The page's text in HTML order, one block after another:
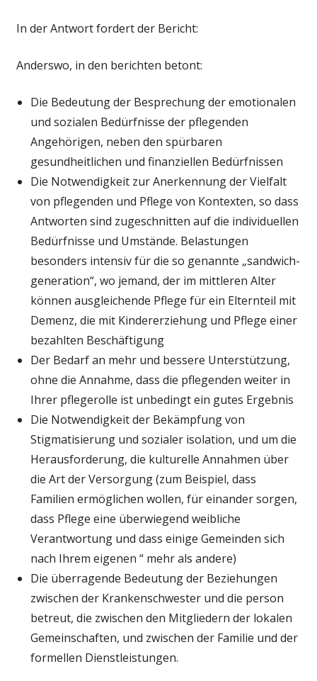
In der Antwort fordert der Bericht:
Anderswo, in den berichten betont:
Die Bedeutung der Besprechung der emotionalen
und sozialen Bedürfnisse der pflegenden
Angehörigen, neben den spürbaren
gesundheitlichen und finanziellen Bedürfnissen
Die Notwendigkeit zur Anerkennung der Vielfalt
von pflegenden und Pflege von Kontexten, so dass
Antworten sind zugeschnitten auf die individuellen
Bedürfnisse und Umstände. Belastungen
besonders intensiv für die so genannte „sandwich-
generation“, wo jemand, der im mittleren Alter
können ausgleichende Pflege für ein Elternteil mit
Demenz, die mit Kindererziehung und Pflege einer
bezahlten Beschäftigung
Der Bedarf an mehr und bessere Unterstützung,
ohne die Annahme, dass die pflegenden weiter in
Ihrer pflegerolle ist unbedingt ein gutes Ergebnis
Die Notwendigkeit der Bekämpfung von
Stigmatisierung und sozialer isolation, und um die
Herausforderung, die kulturelle Annahmen über
die Art der Versorgung (zum Beispiel, dass
Familien ermöglichen wollen, für einander sorgen,
dass Pflege eine überwiegend weibliche
Verantwortung und dass einige Gemeinden sich
nach Ihrem eigenen “ mehr als andere)
Die überragende Bedeutung der Beziehungen
zwischen der Krankenschwester und die person
betreut, die zwischen den Mitgliedern der lokalen
Gemeinschaften, und zwischen der Familie und der
formellen Dienstleistungen.